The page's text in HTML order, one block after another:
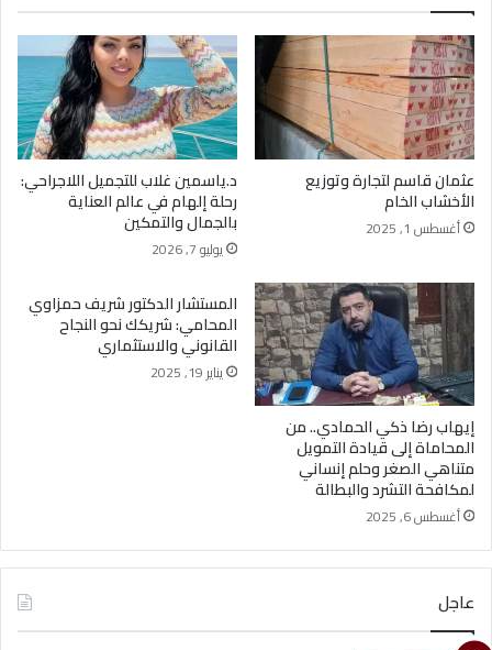
عثمان قاسم لتجارة وتوزيع
الأخشاب الخام
أغسطس 1, 2025
د.ياسمين غلاب للتجميل اللاجراحي:
رحلة إلهام في عالم العناية
بالجمال والتمكين
يوليو 7, 2026
إيهاب رضا ذكي الحمادي.. من
المحاماة إلى قيادة التمويل
متناهي الصغر وحلم إنساني
لمكافحة التشرد والبطالة
أغسطس 6, 2025
المستشار الدكتور شريف حمزاوي
المحامي: شريكك نحو النجاح
القانوني والاستثماري
يناير 19, 2025
عاجل